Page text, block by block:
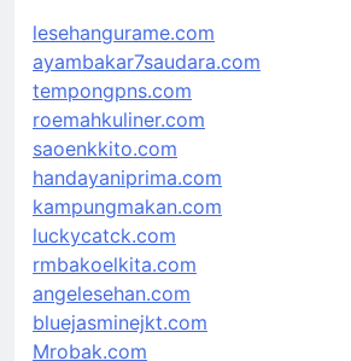
lesehangurame.com
ayambakar7saudara.com
tempongpns.com
roemahkuliner.com
saoenkkito.com
handayaniprima.com
kampungmakan.com
luckycatck.com
rmbakoelkita.com
angelesehan.com
bluejasminejkt.com
Mrobak.com